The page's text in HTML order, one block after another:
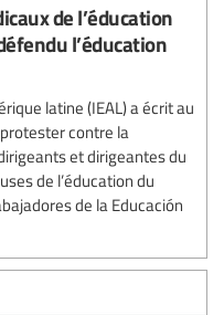
de l’éducation
l’éducation
latine (IEAL) a écrit au
contre la
et dirigeantes du
de l’éducation du
de la Educación